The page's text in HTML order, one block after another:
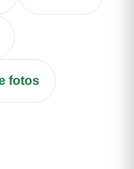
fotos